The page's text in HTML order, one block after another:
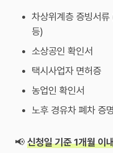
차상위계층 증빙서
등)
소상공인 확인서
택시사업자 면허증
농업인 확인서
노후 경유차 폐차 증
📢 신청일 기준 1개월 이